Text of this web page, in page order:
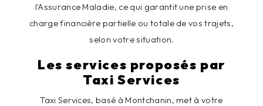
l'Assurance Maladie, ce qui garantit une prise en
charge financière partielle ou totale de vos trajets,
selon votre situation.
Les services proposés par
Taxi Services
Taxi Services, basé à Montchanin, met à votre